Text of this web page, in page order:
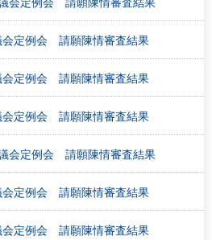
会定例会 請願陳情審査結果
会定例会 請願陳情審査結果
会定例会 請願陳情審査結果
会定例会 請願陳情審査結果
会定例会 請願陳情審査結果
会定例会 請願陳情審査結果